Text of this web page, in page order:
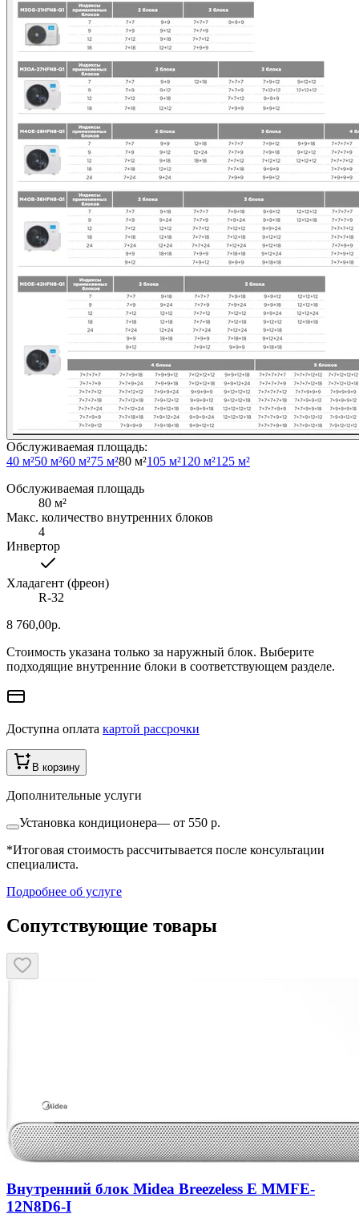
Обслуживаемая площадь:
40 м²50 м²60 м²75 м²80 м²105 м²120 м²125 м²
Обслуживаемая площадь
80 м²
Макс. количество внутренних блоков
4
Инвертор
Хладагент (фреон)
R-32
8 760,00р.
Стоимость указана только за наружный блок. Выберите
подходящие внутренние блоки в соответствующем разделе.
Доступна оплата картой рассрочки
В корзину
Дополнительные услуги
Установка кондиционера— от 550 р.
*Итоговая стоимость рассчитывается после консультации
специалиста.
Подробнее об услуге
Сопутствующие товары
Внутренний блок Midea Breezeless E MMFE-
12N8D6-I